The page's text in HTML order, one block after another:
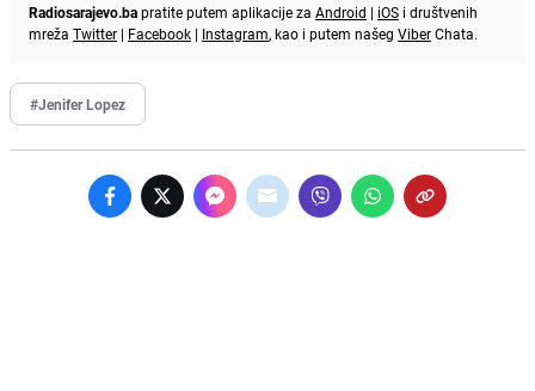
Radiosarajevo.bapratite putem aplikacije za Android | iOS i društvenih
mreža Twitter | Facebook | Instagram, kao i putem našeg ViberChata.
#Jenifer Lopez